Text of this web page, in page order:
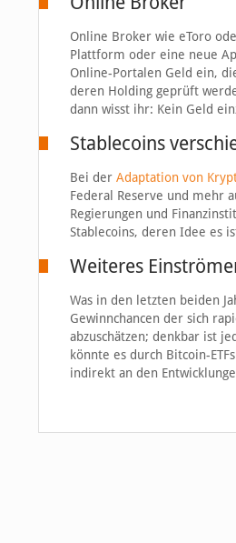
Online Broker wie eToro
Plattform oder eine neue
Online-Portalen Geld ein,
deren Holding geprüft
dann wisst ihr: Kein Geld
Stablecoins
Bei der Adaptation von
Federal Reserve und mehr
Regierungen und
Stablecoins, deren Idee es
Weiteres
Was in den letzten beiden
Gewinnchancen der sich
abzuschätzen; denkbar ist
könnte es durch Bitcoin-
indirekt an den